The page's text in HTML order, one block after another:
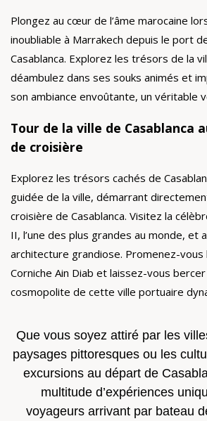
Plongez au cœur de l’âme marocaine
inoubliable à Marrakech depuis le port
Casablanca. Explorez les trésors de la
déambulez dans ses souks animés et
son ambiance envoûtante, un véritable
Tour de la ville de Casablanca
de croisière
Explorez les trésors cachés de
guidée de la ville, démarrant
croisière de Casablanca. Visitez la
II, l’une des plus grandes au monde, et
architecture grandiose. Promenez-vous
Corniche Ain Diab et laissez-vous bercer
cosmopolite de cette ville portuaire
Que vous soyez attiré par les
paysages pittoresques ou les
excursions au départ de
multitude d’expériences
voyageurs arrivant par bateau